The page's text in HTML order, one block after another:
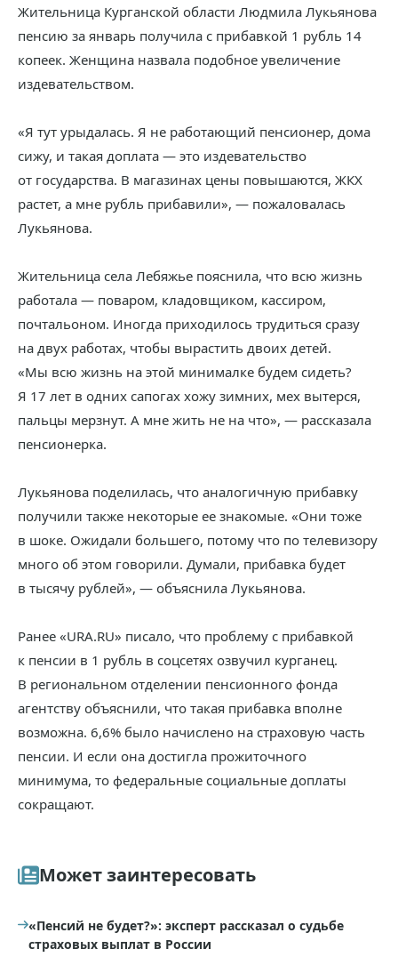
Жительница Курганской области Людмила Лукьянова
пенсию за январь получила с прибавкой 1 рубль 14
копеек. Женщина назвала подобное увеличение
издевательством.
«Я тут урыдалась. Я не работающий пенсионер, дома
сижу, и такая доплата — это издевательство
от государства. В магазинах цены повышаются, ЖКХ
растет, а мне рубль прибавили», — пожаловалась
Лукьянова.
Жительница села Лебяжье пояснила, что всю жизнь
работала — поваром, кладовщиком, кассиром,
почтальоном. Иногда приходилось трудиться сразу
на двух работах, чтобы вырастить двоих детей.
«Мы всю жизнь на этой минималке будем сидеть?
Я 17 лет в одних сапогах хожу зимних, мех вытерся,
пальцы мерзнут. А мне жить не на что», — рассказала
пенсионерка.
Лукьянова поделилась, что аналогичную прибавку
получили также некоторые ее знакомые. «Они тоже
в шоке. Ожидали большего, потому что по телевизору
много об этом говорили. Думали, прибавка будет
в тысячу рублей», — объяснила Лукьянова.
Ранее «URA.RU» писало, что проблему с прибавкой
к пенсии в 1 рубль в соцсетях озвучил курганец.
В региональном отделении пенсионного фонда
агентству объяснили, что такая прибавка вполне
возможна. 6,6% было начислено на страховую часть
пенсии. И если она достигла прожиточного
минимума, то федеральные социальные доплаты
сокращают.
Может заинтересовать
«Пенсий не будет?»: эксперт рассказал о судьбе
страховых выплат в России